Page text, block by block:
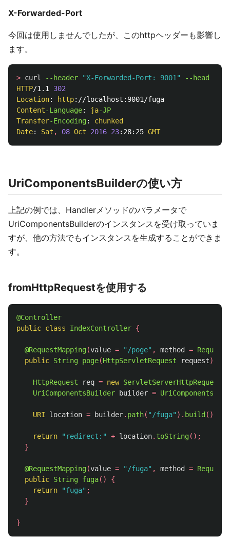
X-Forwarded-Port
今回は使用しませんでしたが、このhttpヘッダーも影響し
ます。
> curl --header "X-Forwarded-Port: 9001" --head
HTTP/1.1 302
Location: http
Content-Language: ja
Transfer-Encoding: chunked
Date: Sat , 08 Oct 2016 23:28:25 GMT
UriComponentsBuilderの使い方
上記の例では、Handlerメソッドのパラメータで
UriComponentsBuilderのインスタンスを受け取っていま
すが、他の方法でもインスタンスを生成することができま
す。
fromHttpRequestを使用する
@Controller
public class IndexController {
@RequestMapping(value = "/poge" , method =
public String poge(HttpServletRequest request)
HttpRequest req = new ServletServerHttpRequest
UriComponentsBuilder
builder =
URI location = builder. path( "/fuga" ). build ().
return "redirect:" + location. toString();
}
@RequestMapping(value = "/fuga" , method =
public String fuga()
{
return
"fuga" ;
}
}